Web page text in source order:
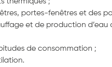
thermiques ;
portes-fenêtres et des
et de production d’eau
de consommation ;